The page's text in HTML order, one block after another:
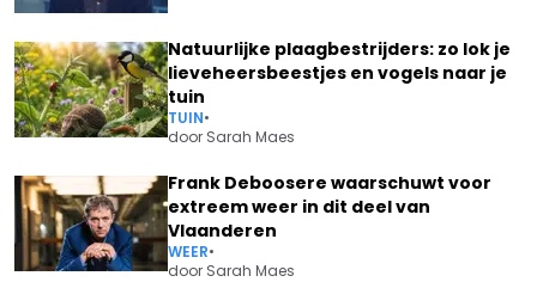
Natuurlijke plaagbestrijders: zo lok je
lieveheersbeestjes en vogels naar je
tuin
TUIN•
door Sarah Maes
Frank Deboosere waarschuwt voor
extreem weer in dit deel van
Vlaanderen
WEER•
door Sarah Maes